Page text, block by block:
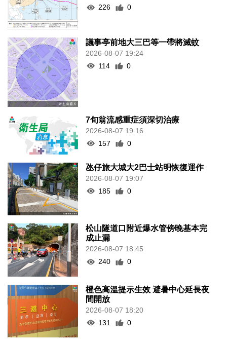
226
0
議事亭前地大三巴等一帶將滅蚊
2026-08-07 19:24
114
0
7旬翁流感重症須深切治療
2026-08-07 19:16
157
0
氹仔旅大城大2巴士站明恢復運作
2026-08-07 19:07
185
0
松山隧道口附近爆水管傍晚基本完
成止漏
2026-08-07 18:45
240
0
橙色高溫提示生效 避暑中心延長夜
間開放
2026-08-07 18:20
131
0